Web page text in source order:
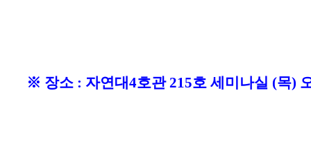
※ 장소 : 자연대4호관215호 세미나실 (목)